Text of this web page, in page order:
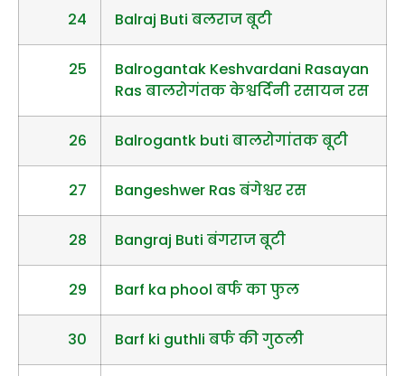
24 Balraj Buti बलराज बूटी
25
Balrogantak Keshvardani Rasayan
Ras बालरोगंतक केश्वर्दिनी रसायन रस
26 Balrogantk buti बालरोगांतक बूटी
27 Bangeshwer Ras बंगेश्वर रस
28 Bangraj Buti बंगराज बूटी
29 Barf ka phool बर्फ का फुल
30 Barf ki guthli बर्फ की गुठली